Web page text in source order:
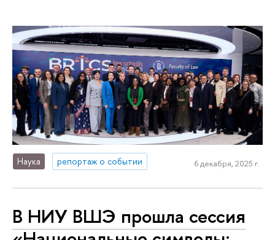
Наука репортаж о событии 6 декабря, 2025 г.
В НИУ ВШЭ прошла сессия